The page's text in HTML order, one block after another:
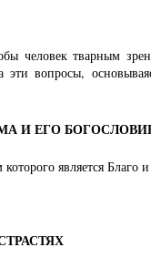
человек тварным
эти вопросы,
И ЕГО
является